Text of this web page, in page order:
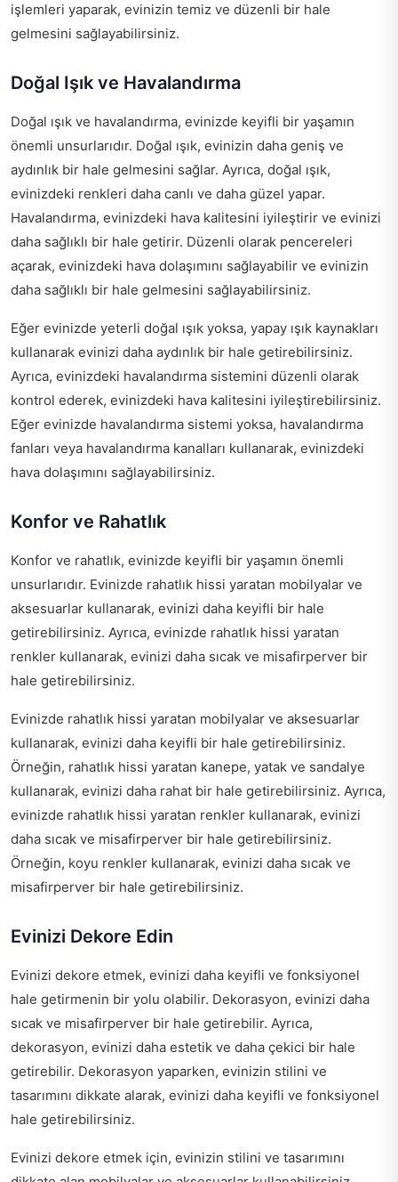
işlemleri yaparak, evinizin temiz ve düzenli bir hale
gelmesini sağlayabilirsiniz.
Doğal Işık ve Havalandırma
Doğal ışık ve havalandırma, evinizde keyifli bir yaşamın
önemli unsurlarıdır. Doğal ışık, evinizin daha geniş ve
aydınlık bir hale gelmesini sağlar. Ayrıca, doğal ışık,
evinizdeki renkleri daha canlı ve daha güzel yapar.
Havalandırma, evinizdeki hava kalitesini iyileştirir ve evinizi
daha sağlıklı bir hale getirir. Düzenli olarak pencereleri
açarak, evinizdeki hava dolaşımını sağlayabilir ve evinizin
daha sağlıklı bir hale gelmesini sağlayabilirsiniz.
Eğer evinizde yeterli doğal ışık yoksa, yapay ışık kaynakları
kullanarak evinizi daha aydınlık bir hale getirebilirsiniz.
Ayrıca, evinizdeki havalandırma sistemini düzenli olarak
kontrol ederek, evinizdeki hava kalitesini iyileştirebilirsiniz.
Eğer evinizde havalandırma sistemi yoksa, havalandırma
fanları veya havalandırma kanalları kullanarak, evinizdeki
hava dolaşımını sağlayabilirsiniz.
Konfor ve Rahatlık
Konfor ve rahatlık, evinizde keyifli bir yaşamın önemli
unsurlarıdır. Evinizde rahatlık hissi yaratan mobilyalar ve
aksesuarlar kullanarak, evinizi daha keyifli bir hale
getirebilirsiniz. Ayrıca, evinizde rahatlık hissi yaratan
renkler kullanarak, evinizi daha sıcak ve misafirperver bir
hale getirebilirsiniz.
Evinizde rahatlık hissi yaratan mobilyalar ve aksesuarlar
kullanarak, evinizi daha keyifli bir hale getirebilirsiniz.
Örneğin, rahatlık hissi yaratan kanepe, yatak ve sandalye
kullanarak, evinizi daha rahat bir hale getirebilirsiniz. Ayrıca,
evinizde rahatlık hissi yaratan renkler kullanarak, evinizi
daha sıcak ve misafirperver bir hale getirebilirsiniz.
Örneğin, koyu renkler kullanarak, evinizi daha sıcak ve
misafirperver bir hale getirebilirsiniz.
Evinizi Dekore Edin
Evinizi dekore etmek, evinizi daha keyifli ve fonksiyonel
hale getirmenin bir yolu olabilir. Dekorasyon, evinizi daha
sıcak ve misafirperver bir hale getirebilir. Ayrıca,
dekorasyon, evinizi daha estetik ve daha çekici bir hale
getirebilir. Dekorasyon yaparken, evinizin stilini ve
tasarımını dikkate alarak, evinizi daha keyifli ve fonksiyonel
hale getirebilirsiniz.
Evinizi dekore etmek için, evinizin stilini ve tasarımını